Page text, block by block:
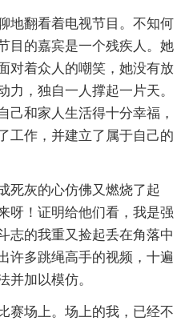
地翻看着电视节目。不知何
目的嘉宾是一个残疾人。她
对着众人的嘲笑，她没有放
力，独自一人撑起一片天。
己和家人生活得十分幸福，
工作，并建立了属于自己的
死灰的心仿佛又燃烧了起
呀！证明给他们看，我是强
志的我重又捡起丢在角落中
许多跳绳高手的视频，十遍
并加以模仿。
赛场上。场上的我，已经不